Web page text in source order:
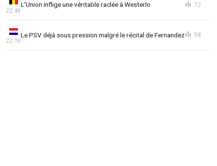
L'Union inflige une véritable raclée à Westerlo
22:46
72
Le PSV déjà sous pression malgré le récital de Fernandez
22:16
58